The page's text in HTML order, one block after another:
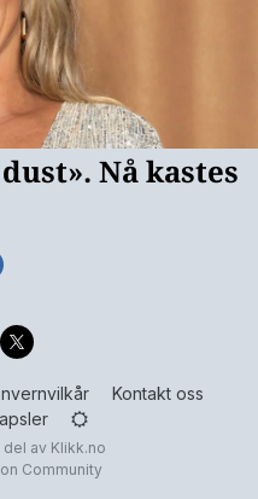
Kontakt oss
del av Klikk.no
Community